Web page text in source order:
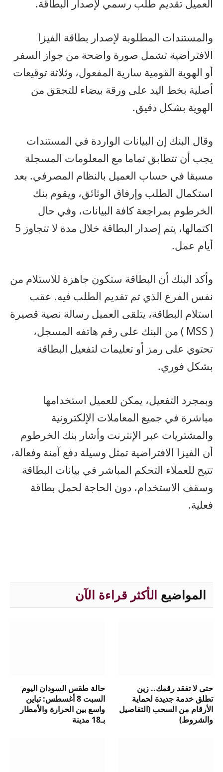
العميل تقديم طلب رسمي لإصدار البطاقة.
والمستندات المطلوبة لإصدار بطاقة الفيزا
الافتراضية تشمل صورة واضحة من جواز السفر
أو الهوية القومية سارية المفعول، وثلاثة توقيعات
أصلية بخط اليد على ورقة بيضاء للتحقق من
الهوية بشكل دقيق.
وقال البنك إن البيانات الواردة في المستندات
يجب أن تتطابق تماما مع المعلومات المسجلة
مسبقا في حساب العميل بالنظام المصرفي. بعد
استكمال الطلب وإرفاق الوثائق، ويقوم بنك
الخرطوم بمراجعة كافة البيانات، وفي حال
اكتمالها، يتم إصدار البطاقة خلال مدة لا تتجاوز 5
أيام عمل.
وأكد البنك أن البطاقة ستكون جاهزة للاستلام من
نفس الفرع الذي تم تقديم الطلب فيه. عقب
استلام البطاقة، يتلقى العميل رسالة نصية قصيرة
( MSS ) من البنك على رقم هاتفه المسجل،
تحتوي على رمز أو تعليمات لتفعيل البطاقة
بشكل فوري.
وبمجرد التفعيل، يمكن للعميل استخدامها
مباشرة في جميع المعاملات الإلكترونية
والمشتريات عبر الإنترنت وأشار بنك الخرطوم
أن الفيزا الافتراضية تمثل وسيلة دفع آمنة وفعالة،
تتيح للعملاء التحكم المباشر في بيانات البطاقة
وسقف الاستخدام، دون الحاجة لحمل بطاقة
فعلية.
المواضيع الأكثر قراءة الآن
حتى لا تفقد رقمك.. زين
تطلق خدمة جديدة لحماية
الأرقام من السحب (التفاصيل
والشروط)
حالة طقس السودان اليوم
السبت 8 أغسطس: تباين
واسع بين الحرارة والأمطار
بـ18 مدينة